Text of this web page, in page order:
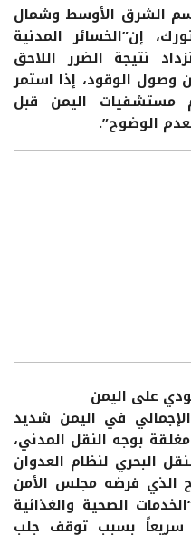
الشرق الأوسط وشمال
إن”الخسائر المدنية
نتيجة الضرر اللاحق
وصول الوقود، إذا استمر
مستشفيات اليمن قبل
الوضوح”.
على اليمن
في اليمن شديد
بوجه النقل المدني،
البحري لنظام العدوان
الذي فرضه مجلس الأمن
الصحية والغذائية
سريعاً بسبب توقف جلب